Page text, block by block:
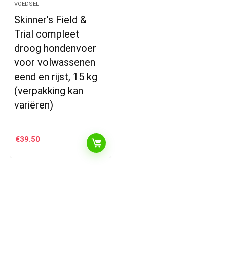
VOEDSEL
Skinner’s Field &
Trial compleet
droog hondenvoer
voor volwassenen
eend en rijst, 15 kg
(verpakking kan
variëren)
€39.50